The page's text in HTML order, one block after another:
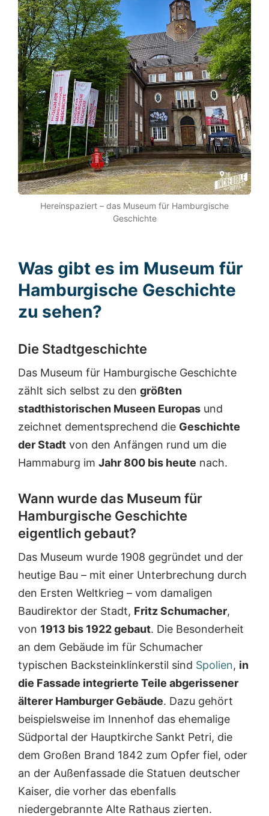
Hereinspaziert – das Museum für Hamburgische
Geschichte
Was gibt es im Museum für
Hamburgische Geschichte
zu sehen?
Die Stadtgeschichte
Das Museum für Hamburgische Geschichte
zählt sich selbst zu den größten
stadthistorischen Museen Europas und
zeichnet dementsprechend die Geschichte
der Stadt von den Anfängen rund um die
Hammaburg im Jahr 800 bis heute nach.
Wann wurde das Museum für
Hamburgische Geschichte
eigentlich gebaut?
Das Museum wurde 1908 gegründet und der
heutige Bau – mit einer Unterbrechung durch
den Ersten Weltkrieg – vom damaligen
Baudirektor der Stadt, Fritz Schumacher,
von 1913 bis 1922 gebaut. Die Besonderheit
an dem Gebäude im für Schumacher
typischen Backsteinklinkerstil sind Spolien, in
die Fassade integrierte Teile abgerissener
älterer Hamburger Gebäude. Dazu gehört
beispielsweise im Innenhof das ehemalige
Südportal der Hauptkirche Sankt Petri, die
dem Großen Brand 1842 zum Opfer fiel, oder
an der Außenfassade die Statuen deutscher
Kaiser, die vorher das ebenfalls
niedergebrannte Alte Rathaus zierten.